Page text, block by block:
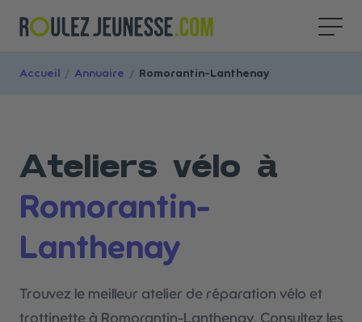
Accueil / Annuaire / Romorantin-Lanthenay
Ateliers vélo à
Romorantin-
Lanthenay
Trouvez le meilleur atelier de réparation vélo et
trottinette à Romorantin-Lanthenay. Consultez les